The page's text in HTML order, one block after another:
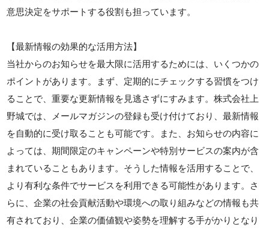
意思決定をサポートする役割も担っています。
【最新情報の効果的な活用方法】
当社からのお知らせを最大限に活用するためには、いくつかの
ポイントがあります。まず、定期的にチェックする習慣をつけ
ることで、重要な更新情報を見逃さずにすみます。株式会社上
野城では、メールマガジンの登録も受け付けており、最新情報
を自動的に受け取ることも可能です。また、お知らせの内容に
よっては、期間限定のキャンペーンや特別サービスの案内が含
まれていることもあります。そうした情報を活用することで、
より有利な条件でサービスを利用できる可能性があります。さ
らに、企業の社会貢献活動や環境への取り組みなどの情報も共
有されており、企業の価値観や姿勢を理解する手がかりとなり